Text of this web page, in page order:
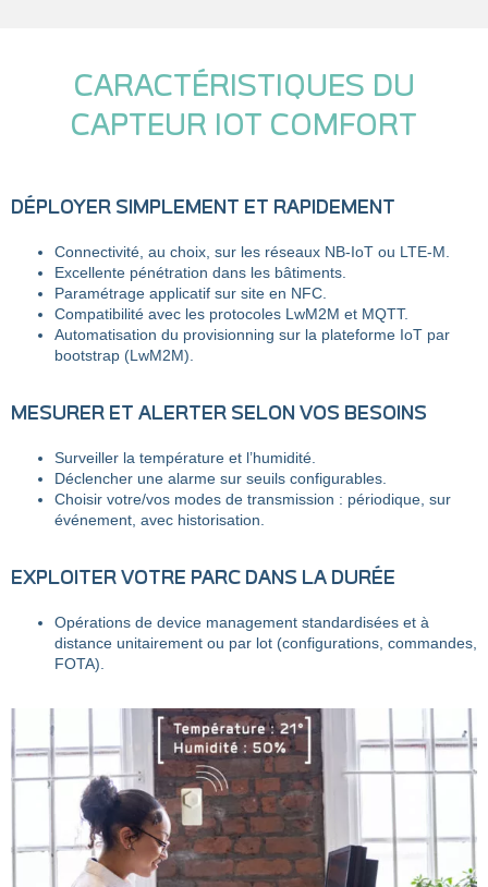
CARACTÉRISTIQUES DU
CAPTEUR IOT COMFORT
DÉPLOYER SIMPLEMENT ET RAPIDEMENT
Connectivité, au choix, sur les réseaux NB-IoT ou LTE-M
Excellente pénétration dans les bâtiments.
Paramétrage applicatif sur site en NFC.
Compatibilité avec les protocoles LwM2M et MQTT.
Automatisation du provisionning sur la plateforme IoT par
bootstrap (LwM2M).
MESURER ET ALERTER SELON VOS BESOINS
Surveiller la température et l’humidité.
Déclencher une alarme sur seuils configurables.
Choisir votre/vos modes de transmission : périodique, sur
événement, avec historisation.
EXPLOITER VOTRE PARC DANS LA DURÉE
Opérations de device management standardisées et à
distance unitairement ou par lot (configurations, commandes,
FOTA).